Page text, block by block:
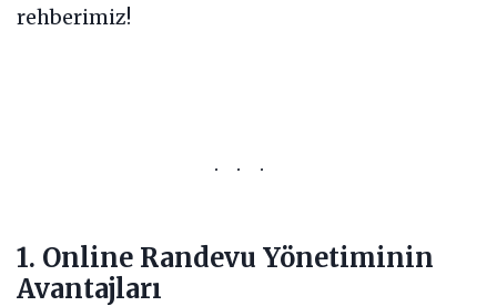
rehberimiz!
1. Online Randevu Yönetiminin
Avantajları